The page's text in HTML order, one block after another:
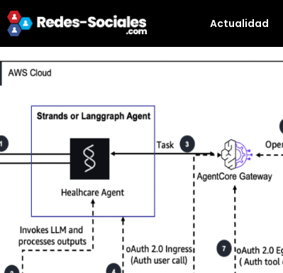
Actualidad